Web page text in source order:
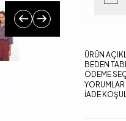
ÜRÜN
BEDEN
ÖDEME
YORUMLAR
İADE